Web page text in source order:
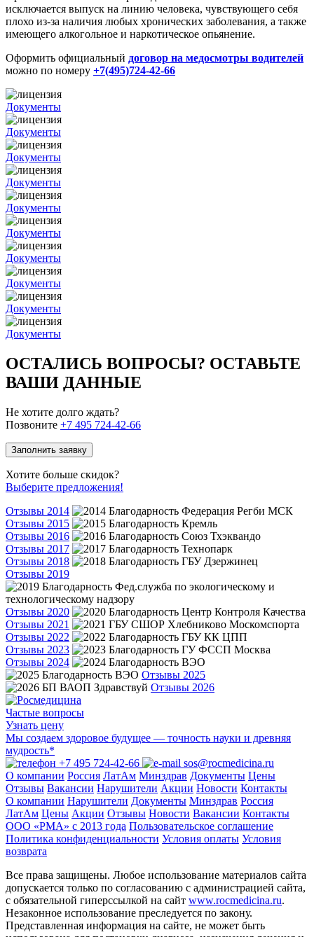
исключается выпуск на линию человека, чувствующего себя
плохо из-за наличия любых хронических заболевания, а также
имеющего алкогольное и наркотическое опьянение.
Оформить официальный договор на медосмотры водителей
можно по номеру +7(495)724-42-66
Документы
Документы
Документы
Документы
Документы
Документы
Документы
Документы
Документы
Документы
ОСТАЛИСЬ ВОПРОСЫ? ОСТАВЬТЕ
ВАШИ ДАННЫЕ
Не хотите долго ждать?
Позвоните +7 495 724-42-66
Заполнить заявку
Хотите больше скидок?
Выберите предложения!
Отзывы 2014
Отзывы 2015
Отзывы 2016
Отзывы 2017
Отзывы 2018
Отзывы 2019
Отзывы 2020
Отзывы 2021
Отзывы 2022
Отзывы 2023
Отзывы 2024
Отзывы 2025
Отзывы 2026
Частые вопросы
Узнать цену
Мы создаем здоровое будущее — точность науки и древняя
мудрость*
+7 495 724-42-66
sos@rocmedicina.ru
О компании Россия ЛатАм Минздрав Документы Цены
Отзывы Вакансии Нарушители Акции Новости Контакты
О компании Нарушители Документы Минздрав Россия
ЛатАм Цены Акции Отзывы Новости Вакансии Контакты
ООО «РМА» c 2013 года Пользовательское соглашение
Политика конфиденциальности Условия оплаты Условия
возврата
Все права защищены. Любое использование материалов сайта
допускается только по согласованию с администрацией сайта,
с обязательной гиперссылкой на сайт www.rocmedicina.ru.
Незаконное использование преследуется по закону.
Представленная информация на сайте, не может быть